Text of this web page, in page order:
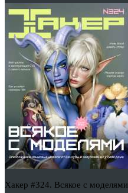
Хакер #324. Всякое с моделями